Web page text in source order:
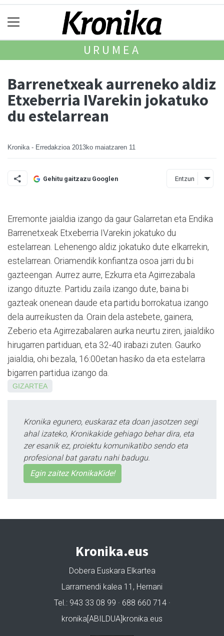
URUMEA
Barrenetxeak aurreneko aldiz
Etxeberria IVarekin jokatuko
du estelarrean
Kronika - Erredakzioa 2013ko maiatzaren 11
Gehitu gaitzazu Googlen Entzun
Erremonte jaialdia izango da gaur Galarretan eta Endika
Barrenetxeak Etxeberria IVarekin jokatuko du
estelarrean. Lehenengo aldiz jokatuko dute elkarrekin,
estelarrean. Oriamendik konfiantza osoa jarri du bi
gazteengan. Aurrez aurre, Ezkurra eta Agirrezabala
izango dituzte. Partidu zaila izango dute, baina bi
gazteak onenean daude eta partidu borrokatua izango
dela aurreikusten da. Orain dela astebete, gainera,
Zeberio eta Agirrezabalaren aurka neurtu ziren, jaialdiko
hirugarren partiduan, eta 32-40 irabazi zuten. Gaurko
jaialdia, ohi bezala, 16:00etan hasiko da eta estelarra
bigarren partidua izango da.
GIZARTEA
Kronika egunero, euskaraz eta doan jasotzen segi
ahal izateko, Kronikakide gehiago behar dira, eta
zer esanik ez, proiektu komunikatibo sendo eta
profesional bat garatu nahi badugu.
Egin zaitez KronikaKide!
Kronika.eus
Dobera Euskara Elkartea
Larramendi kalea 11, Hernani
Tel.: 943 33 08 99 · 688 660 714 ·
kronika[ABILDUA]kronika.eus